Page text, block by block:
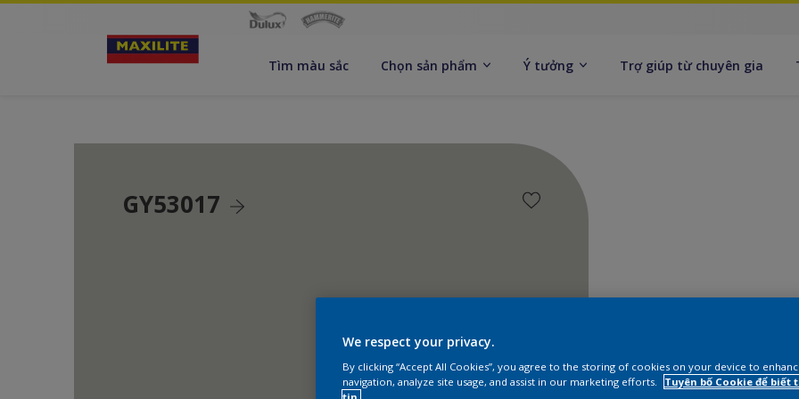
Tìm màu sắc Chọn sản phẩm Ý tưởng Trợ giúp từ chuyên gia
GY53017
Tìm
We respect your privacy.
By clicking “Accept All Cookies”, you agree to the storing of cookies on your device to
navigation, analyze site usage, and assist in our marketing efforts.
Tuyên bố Cookie để biết